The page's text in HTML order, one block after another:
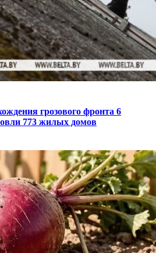
грозового фронта 6
773 жилых домов